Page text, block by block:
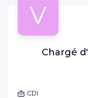
V
Chargé
CDI